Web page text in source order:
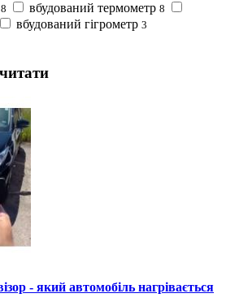
8 вбудований термометр 8
вбудований гігрометр 3
- який автомобіль нагрівається